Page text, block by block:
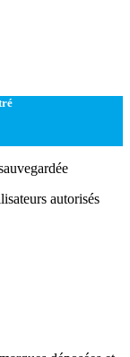
autorisés